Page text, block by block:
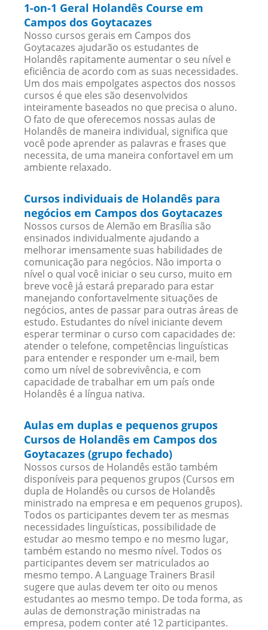
1-on-1 Geral Holandês Course em
Campos dos Goytacazes
Nosso cursos gerais em Campos dos
Goytacazes ajudarão os estudantes de
Holandês rapitamente aumentar o seu nível e
eficiência de acordo com as suas necessidades.
Um dos mais empolgates aspectos dos nossos
cursos é que eles são desenvolvidos
inteiramente baseados no que precisa o aluno.
O fato de que oferecemos nossas aulas de
Holandês de maneira individual, significa que
você pode aprender as palavras e frases que
necessita, de uma maneira confortavel em um
ambiente relaxado.
Cursos individuais de Holandês para
negócios em Campos dos Goytacazes
Nossos cursos de Alemão em Brasília são
ensinados individualmente ajudando a
melhorar imensamente suas habilidades de
comunicação para negócios. Não importa o
nível o qual você iniciar o seu curso, muito em
breve você já estará preparado para estar
manejando confortavelmente situações de
negócios, antes de passar para outras áreas de
estudo. Estudantes do nível iniciante devem
esperar terminar o curso com capacidades de:
atender o telefone, competências linguísticas
para entender e responder um e-mail, bem
como um nível de sobrevivência, e com
capacidade de trabalhar em um país onde
Holandês é a língua nativa.
Aulas em duplas e pequenos grupos
Cursos de Holandês em Campos dos
Goytacazes (grupo fechado)
Nossos cursos de Holandês estão também
disponíveis para pequenos grupos (Cursos em
dupla de Holandês ou cursos de Holandês
ministrado na empresa e em pequenos grupos).
Todos os participantes devem ter as mesmas
necessidades linguísticas, possibilidade de
estudar ao mesmo tempo e no mesmo lugar,
também estando no mesmo nível. Todos os
participantes devem ser matriculados ao
mesmo tempo. A Language Trainers Brasil
sugere que aulas devem ter oito ou menos
estudantes ao mesmo tempo. De toda forma, as
aulas de demonstração ministradas na
empresa, podem conter até 12 participantes.